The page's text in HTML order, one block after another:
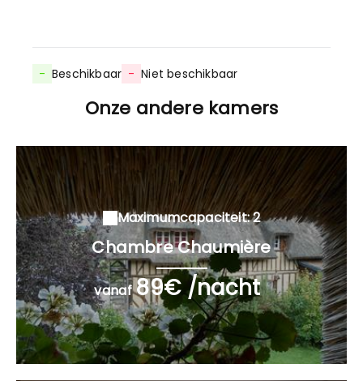
- Beschikbaar - Niet beschikbaar
Onze andere kamers
Maximumcapaciteit: 2
Chambre Chaumière
vanaf89€ /nacht